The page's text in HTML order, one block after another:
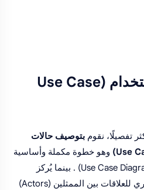
توصيف حالات الاستخدام (Use Case
تفصيلًا، نقوم بتوصيف حالات
وهو خطوة مكملة وأساسية
لمخطط حالات الاستخدام (Use Case Diagram) . بينما يُركز
المخطط على تقديم تصور بصري للعلاقات بين الممثلين (Actors)